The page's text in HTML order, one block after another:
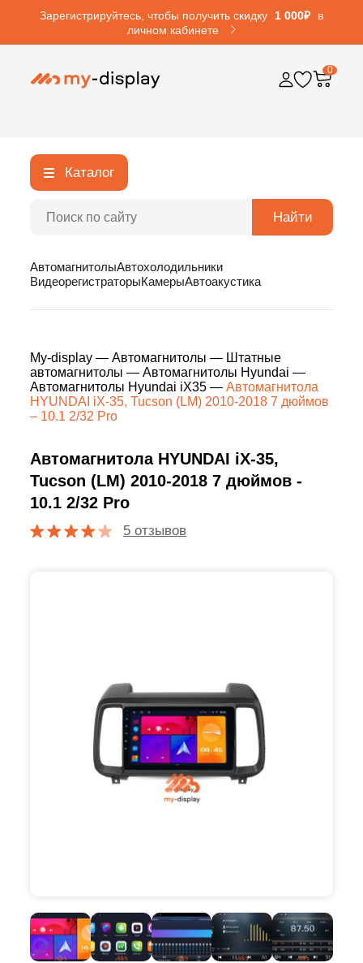
Зарегистрируйтесь, чтобы получить скидку 1 000₽
в
личном кабинете
0
Каталог
Найти
АвтомагнитолыАвтохолодильники
ВидеорегистраторыКамерыАвтоакустика
My-display — Автомагнитолы — Штатные
автомагнитолы — Автомагнитолы Hyundai —
Автомагнитолы Hyundai iX35 — Автомагнитола
HYUNDAI iX-35, Tucson (LM) 2010-2018 7 дюймов
– 10.1 2/32 Pro
Автомагнитола HYUNDAI iX-35,
Tucson (LM) 2010-2018 7 дюймов -
10.1 2/32 Pro
5 отзывов